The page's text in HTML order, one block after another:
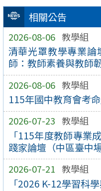
相關公告
2026-08-06 教學組
清華光罩教學專業
師：教師素養與教師
2026-08-06 教學組
115年國中教育會考
2026-07-23 教學組
「115年度教師專
踐家論壇（中區臺中場
2026-07-21 教學組
「2026 K-12學習科